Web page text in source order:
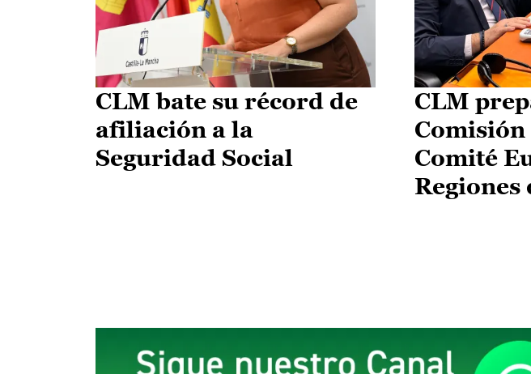
CLM bate su récord de
afiliación a la
Seguridad Social
CLM
Comisión
Comité
Regiones